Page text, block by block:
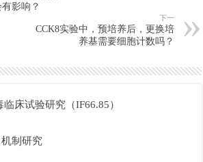
影响？
下一
CCK8实验中，预培养后，更换培
养基需要细胞计数吗？
床试验研究（IF66.85）
制研究